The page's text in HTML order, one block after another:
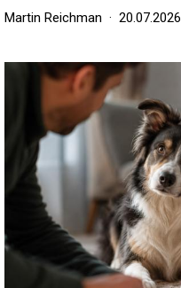
Martin Reichman 20.07.2026
Image